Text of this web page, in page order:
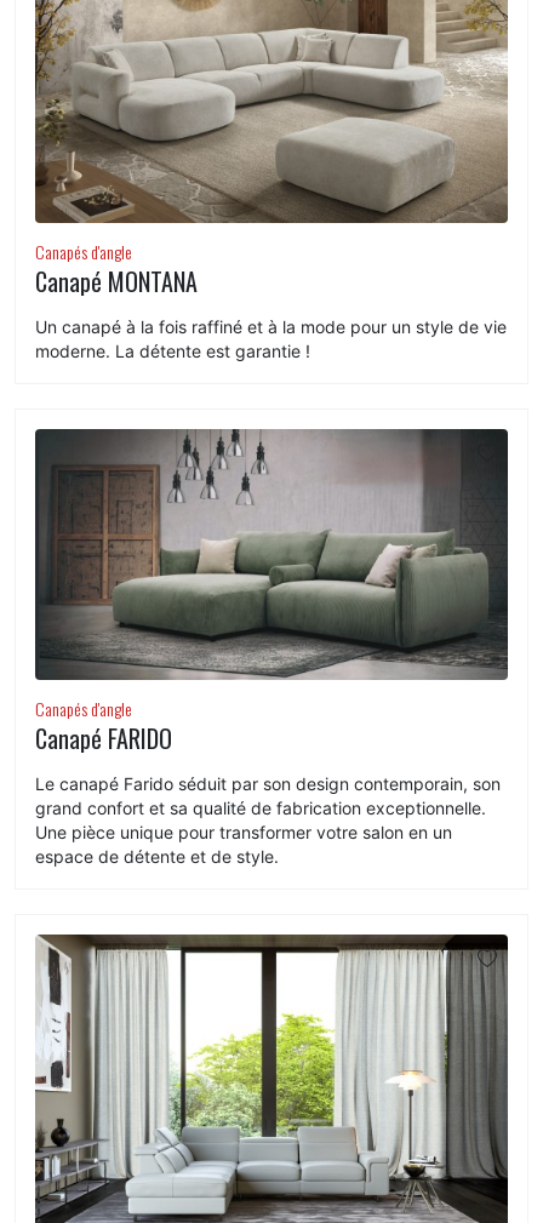
Canapés d'angle
Canapé MONTANA
Un canapé à la fois raffiné et à la mode pour un style de vie
moderne. La détente est garantie !
Canapés d'angle
Canapé FARIDO
Le canapé Farido séduit par son design contemporain, son
grand confort et sa qualité de fabrication exceptionnelle.
Une pièce unique pour transformer votre salon en un
espace de détente et de style.